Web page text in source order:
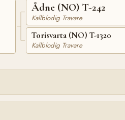
Ådne (NO) T-242
Kallblodig Travare
Torisvarta (NO) T-1320
Kallblodig Travare